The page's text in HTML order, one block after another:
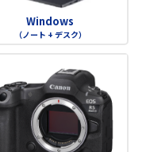
Windows
（ノート + デスク）